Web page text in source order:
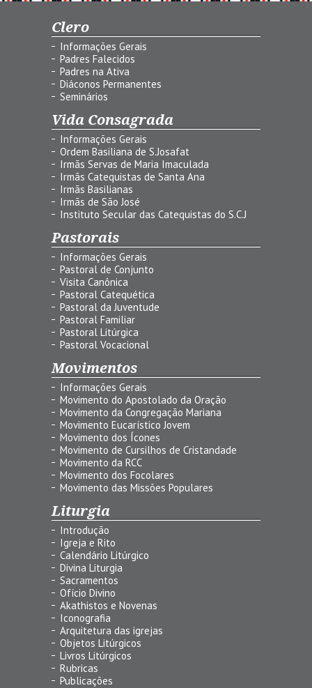
Clero
Informações Gerais
Padres Falecidos
Padres na Ativa
Diáconos Permanentes
Seminários
Vida Consagrada
Informações Gerais
Ordem Basiliana de S.Josafat
Irmãs Servas de Maria Imaculada
Irmãs Catequistas de Santa Ana
Irmãs Basilianas
Irmãs de São José
Instituto Secular das Catequistas do S.C.J
Pastorais
Informações Gerais
Pastoral de Conjunto
Visita Canônica
Pastoral Catequética
Pastoral da Juventude
Pastoral Familiar
Pastoral Litúrgica
Pastoral Vocacional
Movimentos
Informações Gerais
Movimento do Apostolado da Oração
Movimento da Congregação Mariana
Movimento Eucarístico Jovem
Movimento dos Ícones
Movimento de Cursilhos de Cristandade
Movimento da RCC
Movimento dos Focolares
Movimento das Missões Populares
Liturgia
Introdução
Igreja e Rito
Calendário Litúrgico
Divina Liturgia
Sacramentos
Ofício Divino
Akathistos e Novenas
Iconografia
Arquitetura das igrejas
Objetos Litúrgicos
Livros Litúrgicos
Rubricas
Publicações